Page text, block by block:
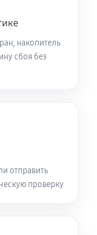
накопитель
сбоя без
отправить
проверку